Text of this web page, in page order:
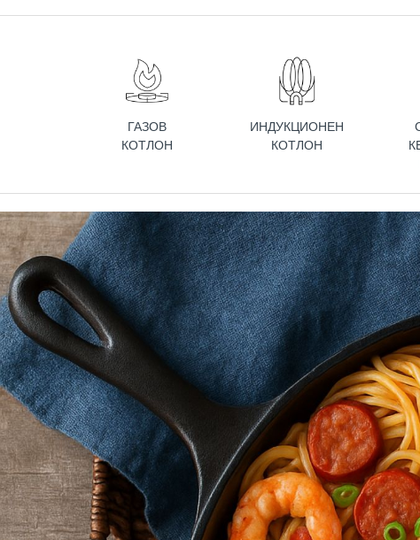
ГАЗОВ
КОТЛОН
ИНДУКЦИОНЕН
КОТЛОН